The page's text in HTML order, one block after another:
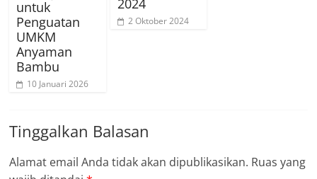
untuk
Penguatan
UMKM
Anyaman
Bambu
10 Januari 2026
2024
2 Oktober 2024
Tinggalkan Balasan
Alamat email Anda tidak akan dipublikasikan. Ruas yang